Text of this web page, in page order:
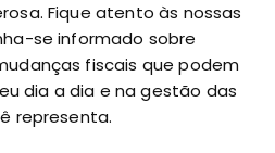
Fique atento às nossas
se informado sobre
fiscais que podem
dia a dia e na gestão das
representa.